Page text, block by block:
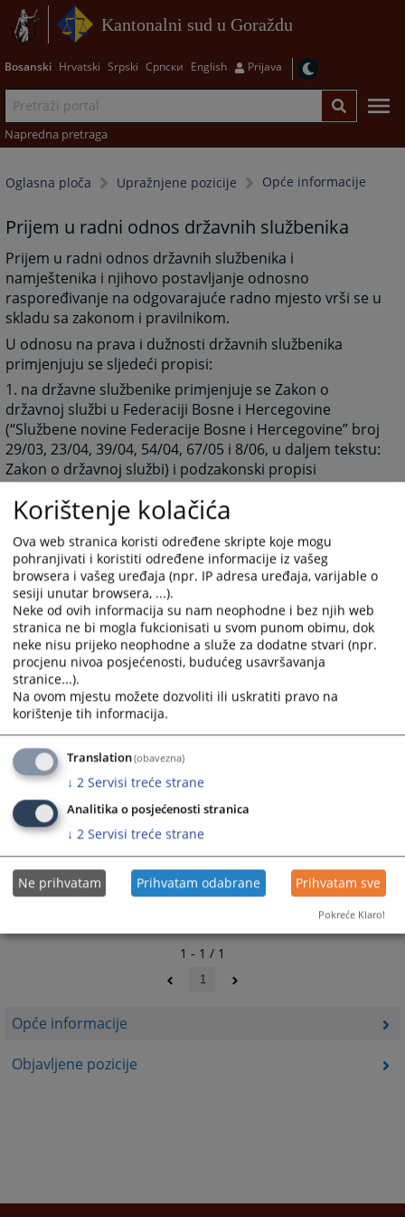
Kantonalni sud u Goraždu
Bosanski Hrvatski Srpski Српски English Prijava
Napredna pretraga
Oglasna ploča Upražnjene pozicije Opće informacije
Opće informacije
Objavljene pozicije
Prijem u radni odnos državnih službenika
Prijem u radni odnos državnih službenika i
namještenika i njihovo postavljanje odnosno
raspoređivanje na odgovarajuće radno mjesto vrši se u
skladu sa zakonom i pravilnikom.
U odnosu na prava i dužnosti državnih službenika
primjenjuju se sljedeći propisi:
1. na državne službenike primjenjuje se Zakon o
državnoj službi u Federaciji Bosne i Hercegovine
(“Službene novine Federacije Bosne i Hercegovine” broj
29/03, 23/04, 39/04, 54/04, 67/05 i 8/06, u daljem tekstu:
Zakon o državnoj službi) i podzakonski propisi
doneseni na osnovu tog zakona,
2. na namještenike primjenjuje se Zakon o
namještenicima u organima državne službe u
Federaciji Bosne i Hercegovine (“Službene novine
Federacije Bosne i Hercegovine” broj 49/05, u daljem
tekstu: Zakon o namještenicima ) i podzakonski propisi
doneseni na osnovu tog zakona.
Na prava i dužnosti državnih službenika i namještenika
pored propisa iz stava 2. ovog člana primjenjuju se, u
skladu sa zakonom i opći propisi o radu i kolektivni
ugovori.
2205
1 - 1 / 1
1
Korištenje kolačića
Ova web stranica koristi određene skripte koje mogu
pohranjivati i koristiti određene informacije iz vašeg
browsera i vašeg uređaja (npr. IP adresa uređaja, varijable o
sesiji unutar browsera, ...).
Neke od ovih informacija su nam neophodne i bez njih web
stranica ne bi mogla fukcionisati u svom punom obimu, dok
neke nisu prijeko neophodne a služe za dodatne stvari (npr.
procjenu nivoa posjećenosti, budućeg usavršavanja
stranice...).
Na ovom mjestu možete dozvoliti ili uskratiti pravo na
korištenje tih informacija.
Translation(obavezna)
↓ 2 Servisi treće strane
Analitika o posjećenosti stranica
↓ 2 Servisi treće strane
Ne prihvatam Prihvatam odabrane Prihvatam sve
Pokreće Klaro!